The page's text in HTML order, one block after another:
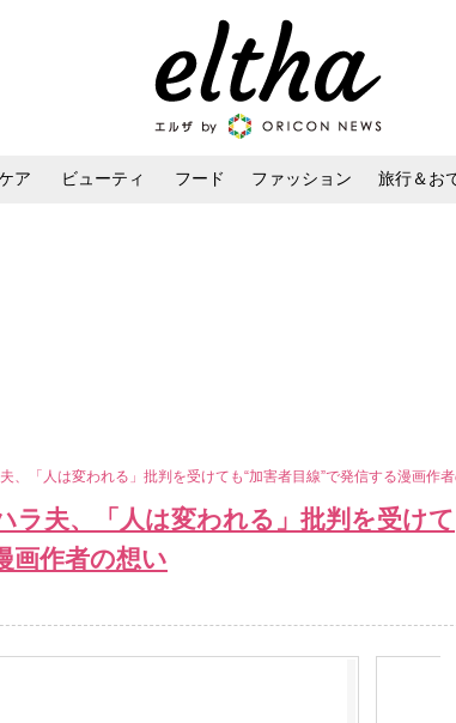
ア ビューティ フード ファッション 旅行＆お
、「人は変われる」批判を受けても“加害者目線”で発信する漫画作
ラ夫、「人は変われる」批判を受けて
画作者の想い